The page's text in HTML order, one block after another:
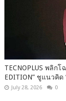
TECNOPLUS พลิกโ
EDITION” ชูแนวคิด
July 28, 2026 0